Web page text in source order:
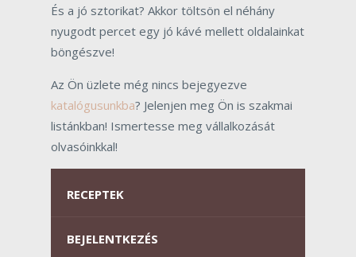
És a jó sztorikat? Akkor töltsön el néhány
nyugodt percet egy jó kávé mellett oldalainkat
böngészve!
Az Ön üzlete még nincs bejegyezve
katalógusunkba? Jelenjen meg Ön is szakmai
listánkban! Ismertesse meg vállalkozását
olvasóinkkal!
RECEPTEK
BEJELENTKEZÉS